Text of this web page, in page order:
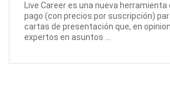
Live Career es una nueva
pago (con precios por suscripción)
cartas de presentación que, en
expertos en asuntos ...